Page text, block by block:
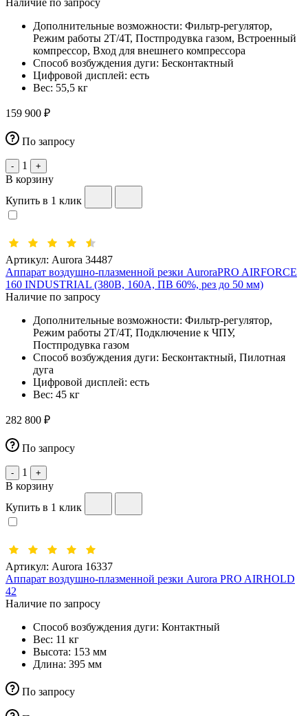
Дополнительные возможности: Фильтр-регулятор,
Режим работы 2Т/4Т, Постпродувка газом, Встроенный
компрессор, Вход для внешнего компрессора
Способ возбуждения дуги: Бесконтактный
Цифровой дисплей: есть
Вес: 55,5 кг
159 900 ₽
По запросу
- 1 +
В корзину
Купить в 1 клик
Артикул: Aurora 34487
Аппарат воздушно-плазменной резки AuroraPRO AIRFORCE
160 INDUSTRIAL (380В, 160А, ПВ 60%, рез до 50 мм)
Наличие по запросу
Дополнительные возможности: Фильтр-регулятор,
Режим работы 2Т/4Т, Подключение к ЧПУ,
Постпродувка газом
Способ возбуждения дуги: Бесконтактный, Пилотная
дуга
Цифровой дисплей: есть
Вес: 45 кг
282 800 ₽
По запросу
- 1 +
В корзину
Купить в 1 клик
Артикул: Aurora 16337
Аппарат воздушно-плазменной резки Aurora PRO AIRHOLD
42
Наличие по запросу
Способ возбуждения дуги: Контактный
Вес: 11 кг
Высота: 153 мм
Длина: 395 мм
По запросу